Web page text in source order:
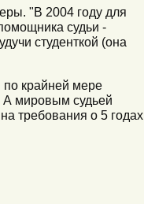
"В 2004 году для
судьи -
студенткой (она
крайней мере
А мировым судьей
требования о 5 годах